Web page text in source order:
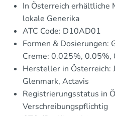
In Österreich erhältliche
lokale Generika
ATC Code: D10AD01
Formen & Dosierungen:
Creme: 0.025%, 0.05%,
Hersteller in Österreich:
Glenmark, Actavis
Registrierungsstatus in
Verschreibungspflichtig